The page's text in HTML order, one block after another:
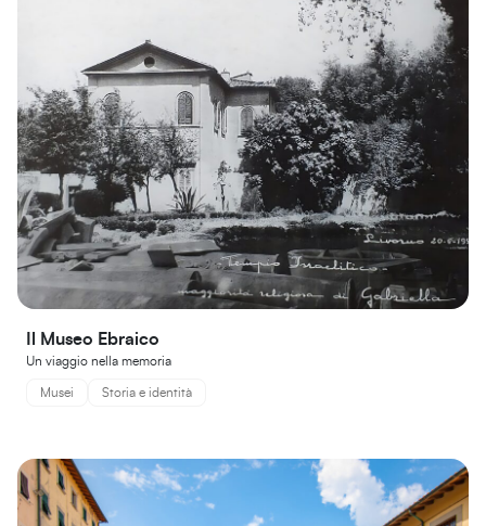
Il Museo Ebraico
Un viaggio nella memoria
Musei Storia e identità